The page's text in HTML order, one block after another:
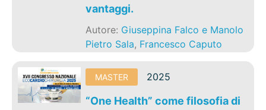
vantaggi.
Autore: Giuseppina Falco e Manolo
Pietro Sala, Francesco Caputo
MASTER 2025
“One Health” come filosofia di